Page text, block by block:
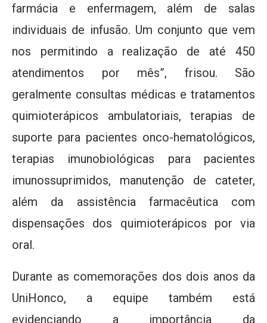
farmácia e enfermagem, além de salas
individuais de infusão. Um conjunto que vem
nos permitindo a realização de até 450
atendimentos por mês”, frisou. São
geralmente consultas médicas e tratamentos
quimioterápicos ambulatoriais, terapias de
suporte para pacientes onco-hematológicos,
terapias imunobiológicas para pacientes
imunossuprimidos, manutenção de cateter,
além da assistência farmacêutica com
dispensações dos quimioterápicos por via
oral.
Durante as comemorações dos dois anos da
UniHonco, a equipe também está
evidenciando a importância da